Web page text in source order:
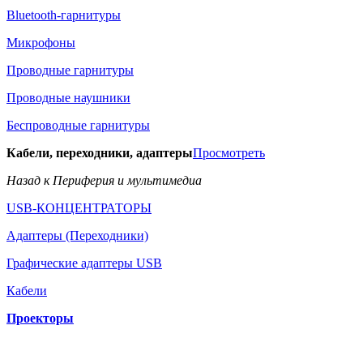
Bluetooth-гарнитуры
Микрофоны
Проводные гарнитуры
Проводные наушники
Беспроводные гарнитуры
Кабели, переходники, адаптерыПросмотреть
Назад к Периферия и мультимедиа
USB-КОНЦЕНТРАТОРЫ
Адаптеры (Переходники)
Графические адаптеры USB
Кабели
Проекторы